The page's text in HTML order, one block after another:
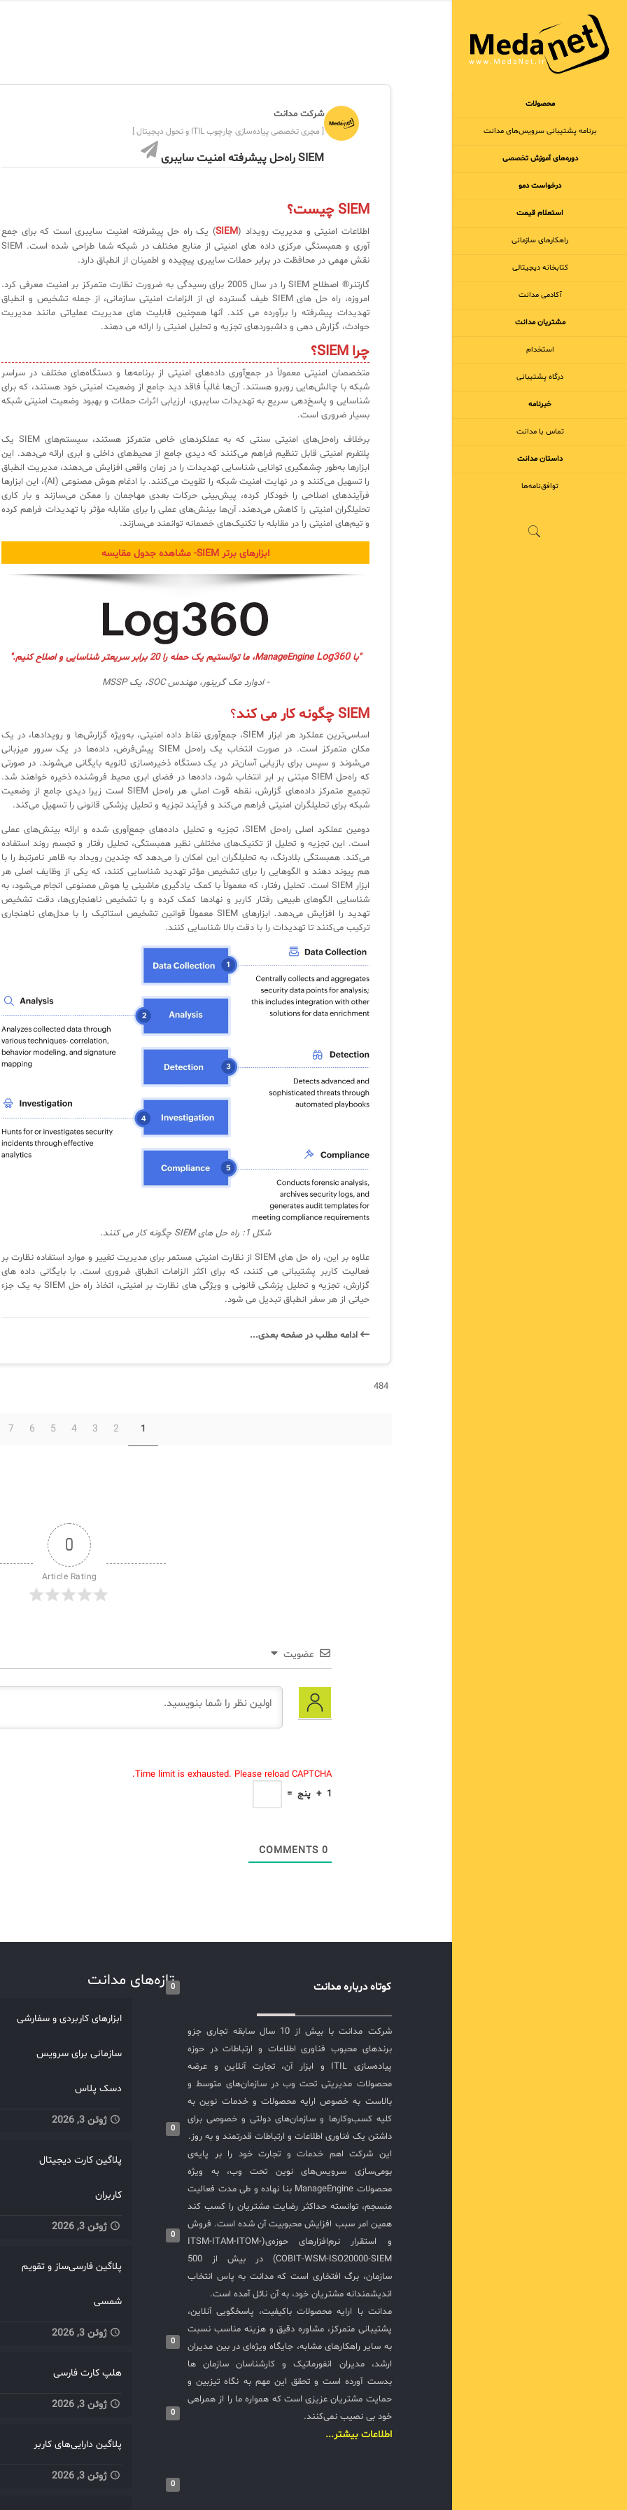
محصولات
برنامه‌ پشتیبانی سرویس‌های مدانت
دوره‌های آموزش تخصصی
درخواست دمو
استعلام قیمت
راهکارهای سازمانی
کتابخانه دیجیتالی
آکادمی مدانت
مشتریان مدانت
استخدام
درگاه پشتیبانی
خبرنامه
تماس با مدانت
داستان مدانت
توافق‌نامه‌ها
شرکت مدانت
[ مجری تخصصی پیاده‌سازی چارچوب ITIL و تحول دیجیتال ]
SIEM راه‌حل پیشرفته امنیت سایبری
SIEM چیست؟
اطلاعات امنیتی و مدیریت رویداد (SIEM) یک راه حل پیشرفته امنیت سایبری است که برای جمع
آوری و همبستگی مرکزی داده های امنیتی از منابع مختلف در شبکه شما طراحی شده است. SIEM
نقش مهمی در محافظت در برابر حملات سایبری پیچیده و اطمینان از انطباق دارد.
گارتنر® اصطلاح SIEM را در سال 2005 برای رسیدگی به ضرورت نظارت متمرکز بر امنیت معرفی کرد.
امروزه، راه حل های SIEM طیف گسترده ای از الزامات امنیتی سازمانی، از جمله تشخیص و انطباق
تهدیدات پیشرفته را برآورده می کند. آنها همچنین قابلیت های مدیریت عملیاتی مانند مدیریت
حوادث، گزارش دهی و داشبوردهای تجزیه و تحلیل امنیتی را ارائه می دهند.
چرا SIEM؟
متخصصان امنیتی معمولاً در جمع‌آوری داده‌های امنیتی از برنامه‌ها و دستگاه‌های مختلف در سراسر
شبکه با چالش‌هایی روبرو هستند. آن‌ها غالباً فاقد دید جامع از وضعیت امنیتی خود هستند، که برای
شناسایی و پاسخ‌دهی سریع به تهدیدات سایبری، ارزیابی اثرات حملات و بهبود وضعیت امنیتی شبکه
بسیار ضروری است.
برخلاف راه‌حل‌های امنیتی سنتی که به عملکردهای خاص متمرکز هستند، سیستم‌های SIEM یک
پلتفرم امنیتی قابل تنظیم فراهم می‌کنند که دیدی جامع از محیط‌های داخلی و ابری ارائه می‌دهد. این
ابزارها به‌طور چشمگیری توانایی شناسایی تهدیدات را در زمان واقعی افزایش می‌دهند، مدیریت انطباق
را تسهیل می‌کنند و در نهایت امنیت شبکه را تقویت می‌کنند. با ادغام هوش مصنوعی (AI)، این ابزارها
فرآیندهای اصلاحی را خودکار کرده، پیش‌بینی حرکات بعدی مهاجمان را ممکن می‌سازند و بار کاری
تحلیلگران امنیتی را کاهش می‌دهند. آن‌ها بینش‌های عملی را برای مقابله مؤثر با تهدیدات فراهم کرده
و تیم‌های امنیتی را در مقابله با تکنیک‌های خصمانه توانمند می‌سازند.
ابزارهای برتر SIEM- مشاهده جدول مقایسه
"با ManageEngineLog360
، ما توانستیم یک حمله را 20 برابر سریعتر شناسایی و اصلاح کنیم."
- ادوارد مک گرینور، مهندس SOC، یک MSSP
SIEM چگونه کار می کند ؟
اساسی‌ترین عملکرد هر ابزار SIEM، جمع‌آوری نقاط داده امنیتی، به‌ویژه گزارش‌ها و رویدادها، در یک
مکان متمرکز است. در صورت انتخاب یک راه‌حل SIEM پیش‌فرض، داده‌ها در یک سرور میزبانی
می‌شوند و سپس برای بازیابی آسان‌تر در یک دستگاه ذخیره‌سازی ثانویه بایگانی می‌شوند. در صورتی
که راه‌حل SIEM مبتنی بر ابر انتخاب شود، داده‌ها در فضای ابری محیط فروشنده ذخیره خواهند شد.
تجمیع متمرکز داده‌های گزارش، نقطه قوت اصلی هر راه‌حل SIEM است زیرا دیدی جامع از وضعیت
شبکه برای تحلیلگران امنیتی فراهم می‌کند و فرآیند تجزیه و تحلیل پزشکی قانونی را تسهیل می‌کند.
دومین عملکرد اصلی راه‌حل SIEM، تجزیه و تحلیل داده‌های جمع‌آوری شده و ارائه بینش‌های عملی
است. این تجزیه و تحلیل از تکنیک‌های مختلفی نظیر همبستگی، تحلیل رفتار و تجسم روند استفاده
می‌کند. همبستگی بلادرنگ، به تحلیلگران این امکان را می‌دهد که چندین رویداد به ظاهر نامرتبط را با
هم پیوند دهند و الگوهایی را برای تشخیص مؤثر تهدید شناسایی کنند، که یکی از وظایف اصلی هر
ابزار SIEM است. تحلیل رفتار، که معمولاً با کمک یادگیری ماشینی یا هوش مصنوعی انجام می‌شود، به
شناسایی الگوهای طبیعی رفتار کاربر و نهادها کمک کرده و با تشخیص ناهنجاری‌ها، دقت تشخیص
تهدید را افزایش می‌دهد. ابزارهای SIEM معمولاً قوانین تشخیص استاتیک را با مدل‌های ناهنجاری
ترکیب می‌کنند تا تهدیدات را با دقت بالا شناسایی کنند.
شکل 1: راه حل های SIEM چگونه کار می کنند.
علاوه بر این، راه حل های SIEM از نظارت امنیتی مستمر برای مدیریت تغییر و موارد استفاده نظارت بر
فعالیت کاربر پشتیبانی می کنند، که برای اکثر الزامات انطباق ضروری است. با بایگانی داده های
گزارش، تجزیه و تحلیل پزشکی قانونی و ویژگی های نظارت بر امنیتی، اتخاذ راه حل SIEM به یک جزء
حیاتی از هر سفر انطباق تبدیل می شود.
ادامه‌ مطلب در صفحه‌ بعدی...
484
1
2
3
4
5
6
7
0
Article Rating
عضویت
Time limit is exhausted. Please reload CAPTCHA.
1
+ پنج =
0
COMMENTS
کوتاه درباره مدانت
شرکت مدانت با بیش از 10 سال سابقه تجاری جزو
برندهای محبوب فناوری اطلاعات و ارتباطات در حوزه
پیاده‌سازی ITIL و ابزار آن، تجارت آنلاین و عرضه
محصولات مدیریتی تحت وب در سازمان‌های متوسط و
بالاست به خصوص ارایه محصولات و خدمات نوین به
کلیه کسب‌وکارها و سازمان‌های دولتی و خصوصی برای
داشتن یک فناوری اطلاعات و ارتباطات قدرتمند و به روز.
این شرکت اهم خدمات و تجارت خود را بر پایه‌ی
بومی‌سازی سرویس‌های نوین تحت وب، به ویژه
محصولات ManageEngine بنا نهاده و طی مدت فعالیت
منسجم، توانسته حداکثر رضایت مشتریان را کسب کند
همین امر سبب افزایش محبوبیت آن شده است. فروش
و استقرار نرم‌افزارهای حوزه‌ی(ITSM-ITAM-ITOM-
COBIT-WSM-ISO20000-SIEM) در بیش از 500
سازمان، برگ افتخاری است که مدانت به پاس انتخاب
اندیشمندانه مشتریان خود، به آن نائل آمده است.
مدانت با ارایه محصولات باکیفیت، پاسخگویی آنلاین،
پشتیبانی متمرکز، مشاوره دقیق و هزینه مناسب نسبت
به سایر راهکارهای مشابه، جایگاه ویژه‌ای در بین مدیران
ارشد، مدیران انفورماتیک و کارشناسان سازمان ها
بدست آورده است و تحقق این مهم به نگاه تیزبین و
حمایت مشتریان عزیزی است که همواره ما را از همراهی
خود بی نصیب نمی‌کنند.
اطلاعات بیشتر...
تازه‌های مدانت
0
ابزارهای کاربردی و سفارشی
سازمانی برای سرویس
دسک پلاس
ژوئن 3, 2026
0
پلاگین کارت دیجیتال
کاربران
ژوئن 3, 2026
0
پلاگین فارسی‌ساز و تقویم
شمسی
ژوئن 3, 2026
0
هلپ کارت فارسی
ژوئن 3, 2026
0
پلاگین دارایی‌های کاربر
ژوئن 3, 2026
0